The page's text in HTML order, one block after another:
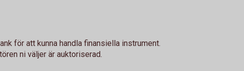
för att kunna handla finansiella instrument.
ni väljer är auktoriserad.